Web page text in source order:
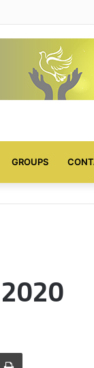
GROUPS
Email Print